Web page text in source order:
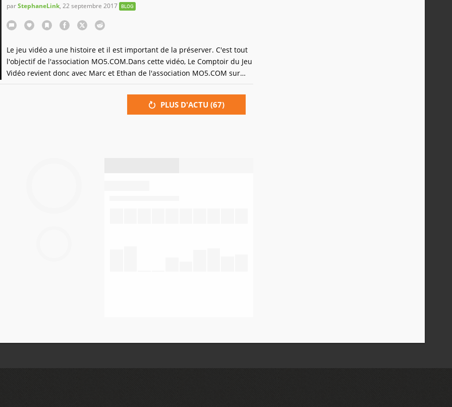
parStephaneLink, 22 septembre 2017 BLOG
Le jeu vidéo a une histoire et il est important de la préserver. C'est tout
l'objectif de l'association MO5.COM.Dans cette vidéo, Le Comptoir du Jeu
Vidéo revient donc avec Marc et Ethan de l'association MO5.COM sur
comment arriver à conserver cette culture numérique via des
évènements, des actions diverses et variées et surtout beaucoup de
passion à travers de nombreux joueurs.En plusPLUS D'ACTU (67)